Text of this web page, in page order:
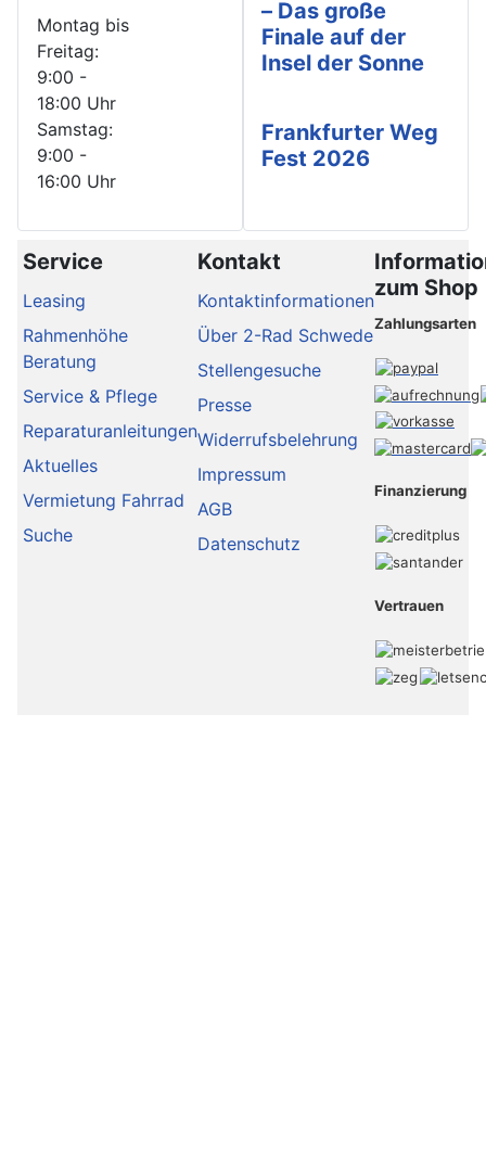
Montag bis
Freitag:
9:00 -
18:00 Uhr
Samstag:
9:00 -
16:00 Uhr
– Das große
Finale auf der
Insel der Sonne
Frankfurter Weg
Fest 2026
Service
Leasing
Rahmenhöhe
Beratung
Service & Pflege
Reparaturanleitungen
Aktuelles
Vermietung Fahrrad
Suche
Kontakt
Kontaktinformationen
Über 2-Rad Schwede
Stellengesuche
Presse
Widerrufsbelehrung
Impressum
AGB
Datenschutz
zum Shop
Zahlungsarten
Finanzierung
Vertrauen